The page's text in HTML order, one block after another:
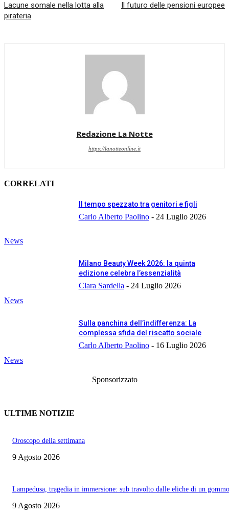
Lacune somale nella lotta alla
pirateria
Il futuro delle pensioni europee
Redazione La Notte
https://lanotteonline.it
CORRELATI
News
Il tempo spezzato tra genitori e figli
Carlo Alberto Paolino - 24 Luglio 2026
News
Milano Beauty Week 2026: la quinta
edizione celebra l’essenzialità
Clara Sardella - 24 Luglio 2026
News
Sulla panchina dell’indifferenza: La
complessa sfida del riscatto sociale
Carlo Alberto Paolino - 16 Luglio 2026
Sponsorizzato
ULTIME NOTIZIE
Oroscopo della settimana
9 Agosto 2026
Lampedusa, tragedia in immersione: sub travolto dalle eliche di un
9 Agosto 2026